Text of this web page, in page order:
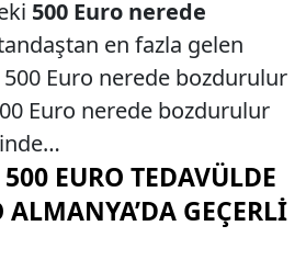
500 Euro nerede
en fazla gelen
Euro nerede bozdurulur
Euro nerede bozdurulur
EURO TEDAVÜLDE
GEÇERLI